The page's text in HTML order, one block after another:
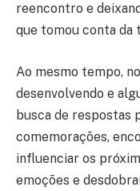
reencontro e
que tomou conta da
Ao mesmo tempo,
desenvolvendo e
busca de respostas
comemorações,
influenciar os
emoções e